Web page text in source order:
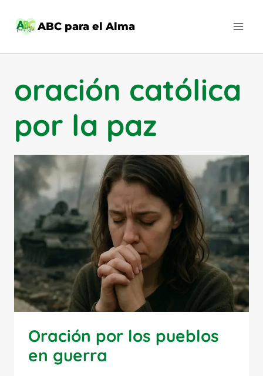
ABC para el Alma
oración católica
por la paz
Oración por los pueblos
en guerra